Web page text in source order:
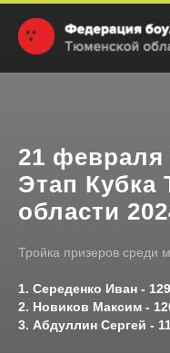
21 февраля
Этап Кубка
области
Тройка призеров среди
1. Середенко Иван -
2. Новиков Максим -
3. Абдуллин Сергей -